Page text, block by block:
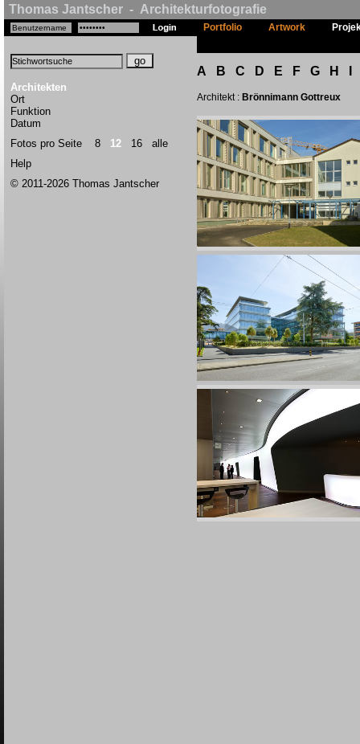
Thomas Jantscher - Architekturfotografie
Architekten
Ort
Funktion
Datum
Fotos pro Seite 8 12 16
alle
Help
© 2011-2026 Thomas Jantscher
Portfolio Artwork
A B C D E F G H
Architekt : Brönnimann Gottreux